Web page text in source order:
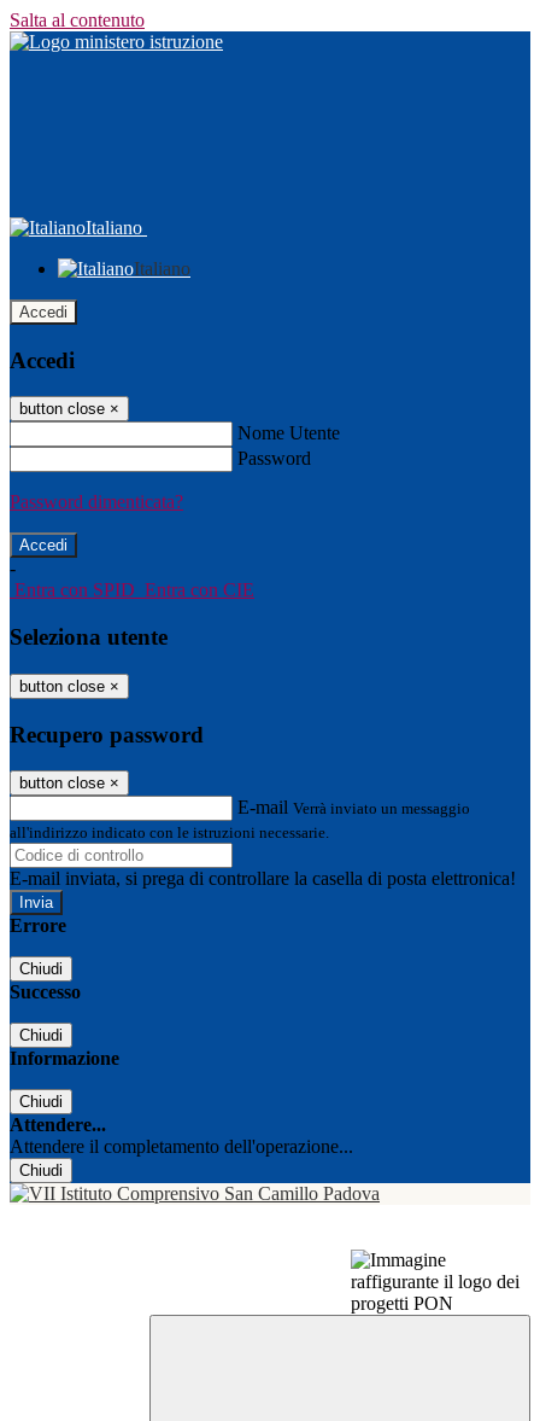
Salta al contenuto
Italiano
Italiano
Accedi
Accedi
button close ×
Nome Utente
Password
Password dimenticata?
-
Entra con SPID Entra con CIE
Seleziona utente
button close ×
Recupero password
button close ×
E-mail Verrà inviato un messaggio
all'indirizzo indicato con le istruzioni necessarie.
E-mail inviata, si prega di controllare la casella di posta elettronica!
Errore
Chiudi
Successo
Chiudi
Informazione
Chiudi
Attendere...
Attendere il completamento dell'operazione...
Chiudi